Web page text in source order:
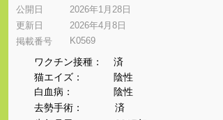
公開日
更新日
​掲載番号
2026年1月28日
2026年4月8日
K0569
ワクチン接種：
猫エイズ：
​白血病：
​去勢手術：
済
陰性
陰性
済